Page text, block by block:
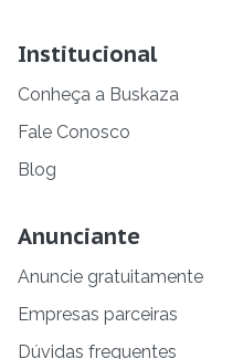
Institucional
Conheça a Buskaza
Fale Conosco
Blog
Anunciante
Anuncie gratuitamente
Empresas parceiras
Dúvidas frequentes